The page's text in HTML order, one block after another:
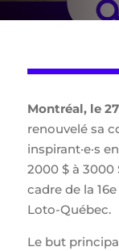
Montréal, le
renouvelé sa
inspirant·e·s
2000 $ à 3000
cadre de la
Loto-Québec.
Le but